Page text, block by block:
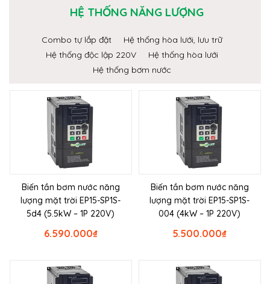
HỆ THỐNG NĂNG LƯỢNG
Combo tự lắp đặt
Hệ thống hòa lưới, lưu trữ
Hệ thống độc lập 220V
Hệ thống hòa lưới
Hệ thống bơm nước
Biến tần bơm nước năng
lượng mặt trời EP15-SP1S-
5d4 (5.5kW – 1P 220V)
₫
6.590.000
Biến tần bơm nước năng
lượng mặt trời EP15-SP1S-
004 (4kW – 1P 220V)
₫
5.500.000